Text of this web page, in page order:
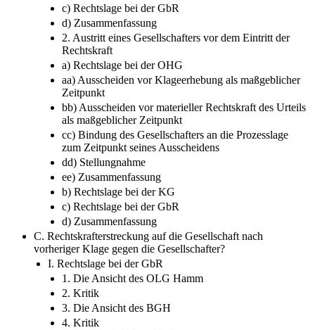
c) Rechtslage bei der GbR
d) Zusammenfassung
2. Austritt eines Gesellschafters vor dem Eintritt der
Rechtskraft
a) Rechtslage bei der OHG
aa) Ausscheiden vor Klageerhebung als maßgeblicher
Zeitpunkt
bb) Ausscheiden vor materieller Rechtskraft des Urteils
als maßgeblicher Zeitpunkt
cc) Bindung des Gesellschafters an die Prozesslage
zum Zeitpunkt seines Ausscheidens
dd) Stellungnahme
ee) Zusammenfassung
b) Rechtslage bei der KG
c) Rechtslage bei der GbR
d) Zusammenfassung
C. Rechtskrafterstreckung auf die Gesellschaft nach
vorheriger Klage gegen die Gesellschafter?
I. Rechtslage bei der GbR
1. Die Ansicht des OLG Hamm
2. Kritik
3. Die Ansicht des BGH
4. Kritik